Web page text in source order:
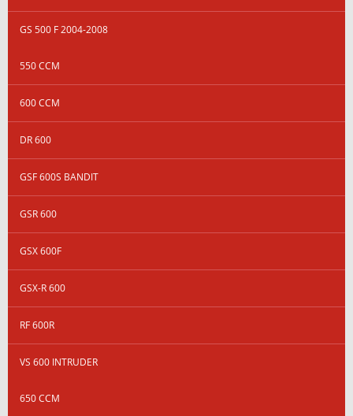
GS 500 F 2004-2008
550 CCM
600 CCM
DR 600
GSF 600S BANDIT
GSR 600
GSX 600F
GSX-R 600
RF 600R
VS 600 INTRUDER
650 CCM